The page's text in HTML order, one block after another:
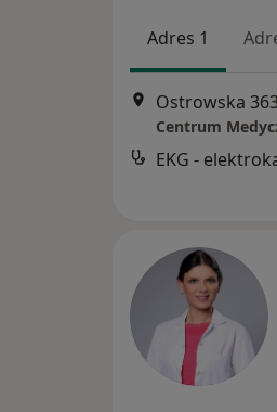
Adres 1
Ostrowska
Centrum
EKG -